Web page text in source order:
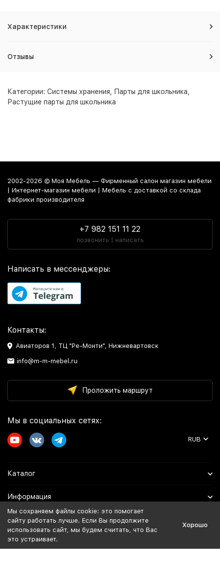
Характеристики
Отзывы
Категории: Системы хранения Парты для школьника
Растущие парты для школьника
2002-2026 © Моя Мебель — Фирменный салон магазин мебели
| Интернет-магазин мебели | Мебель с доставкой со склада
фабрики производителя
+7 982 151 11 22
позвонить | написать
Написать в мессенджеры:
Контакты:
Авиаторов 1, ТЦ "Ре-Монти", Нижневартовск
info@m-m-mebel.ru
Проложить маршрут
Мы в социальных сетях:
RUB
Каталог
Информация
Помощь
Политика персональных данных
Мы сохраняем файлы cookie: это помогает
сайту работать лучше. Если Вы продолжите
использовать сайт, мы будем считать, что Вас
это устраивает.
Хорошо